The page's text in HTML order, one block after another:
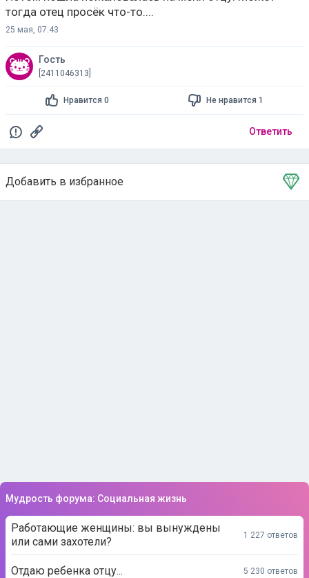
тогда отец просёк что-то....
25 мая, 07:43
Гость
[2411046313]
Нравится 0 Не нравится 1
Ответить
Добавить в избранное
Тема в избранном
Мудрость форума: Социальная жизнь
Работающие женщины: вы вынуждены
или сами захотели?
1 227 ответов
Отдаю ребенка отцу... 5 230 ответов